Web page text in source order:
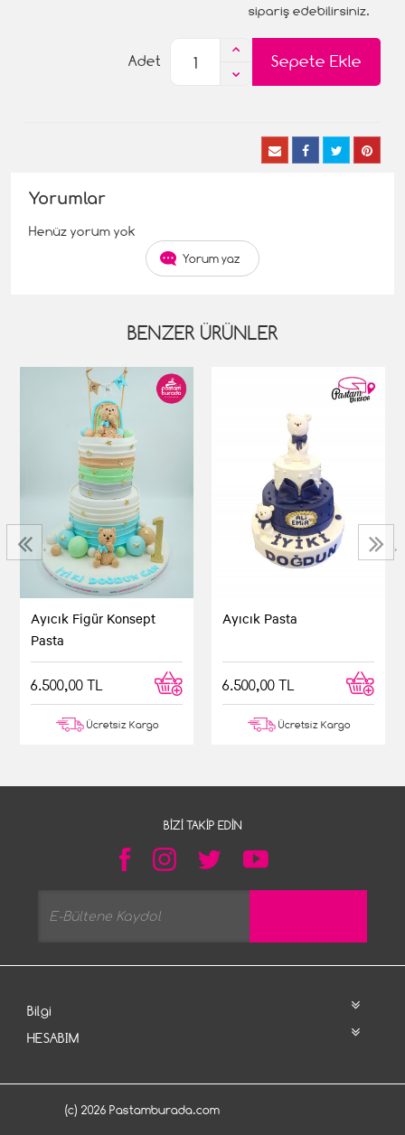
sipariş edebilirsiniz.
Sepete Ekle
Adet
Yorumlar
Henüz yorum yok
Yorum yaz
BENZER ÜRÜNLER
Ayıcık Figür Konsept
Pasta
6.500,00 TL
Ücretsiz Kargo
Ayıcık Pasta
6.500,00 TL
Ücretsiz Kargo
‹ ›
BIZI TAKIP EDIN
Bilgi
HESABIM
(c) 2026 Pastamburada.com